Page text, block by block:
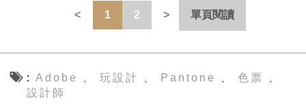
1 2 單頁閱讀
Adobe 玩設計 Pantone 色票
設計師